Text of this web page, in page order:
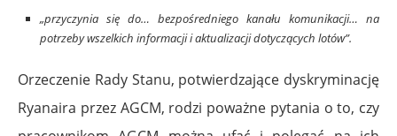
„przyczynia się do… bezpośredniego kanału komunikacji… na
potrzeby wszelkich informacji i aktualizacji dotyczących lotów”.
Orzeczenie Rady Stanu, potwierdzające dyskryminację
Ryanaira przez AGCM, rodzi poważne pytania o to, czy